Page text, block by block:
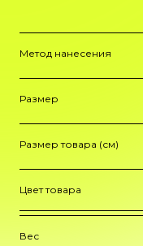
Метод нанесения
Размер
Размер товара (см)
Цвет товара
Вес